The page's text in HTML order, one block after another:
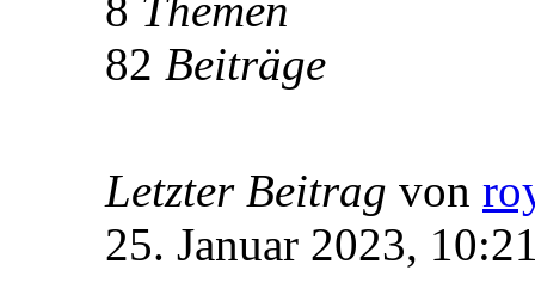
82 Beiträge
Letzter Beitrag von
25. Januar 2023,